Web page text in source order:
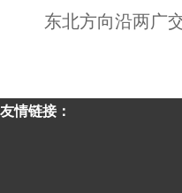
东北方向沿两广
友情链接：